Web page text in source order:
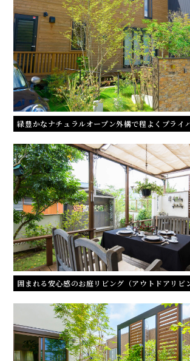
緑豊かなナチュラルオープン外構で程よくプライ
囲まれる安心感のお庭リビング（アウトドアリビ